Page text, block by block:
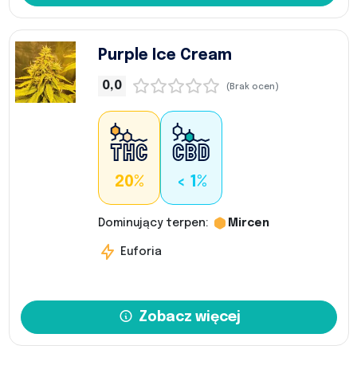
Purple Ice Cream
0,0 (Brak ocen)
20% < 1%
Dominujący terpen: Mircen
Euforia
Zobacz więcej